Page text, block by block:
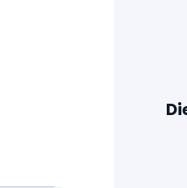
sind so rein wie
Vordergrund. Fast alle
und anderen